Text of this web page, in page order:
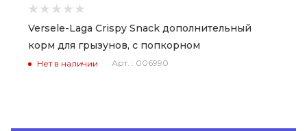
Versele-Laga Crispy Snack дополнительный
корм для грызунов, с попкорном
Нет в наличии Арт. : 006990